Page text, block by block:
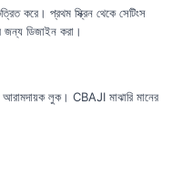
করে। প্রথম স্ক্রিন থেকে সেটিংস
জন্য ডিজাইন করা।
আরামদায়ক লুক। CBAJI মাঝারি মানের